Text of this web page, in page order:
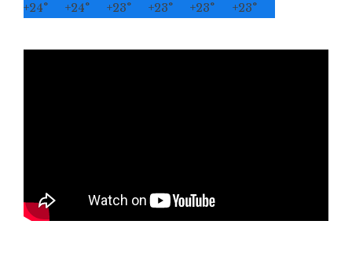
+24° +24° +23° +23° +23° +23°